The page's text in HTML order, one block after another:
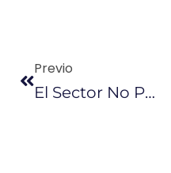
Previo
El Sector No Petrolero Creció En El Tercer Trimestre De 2018